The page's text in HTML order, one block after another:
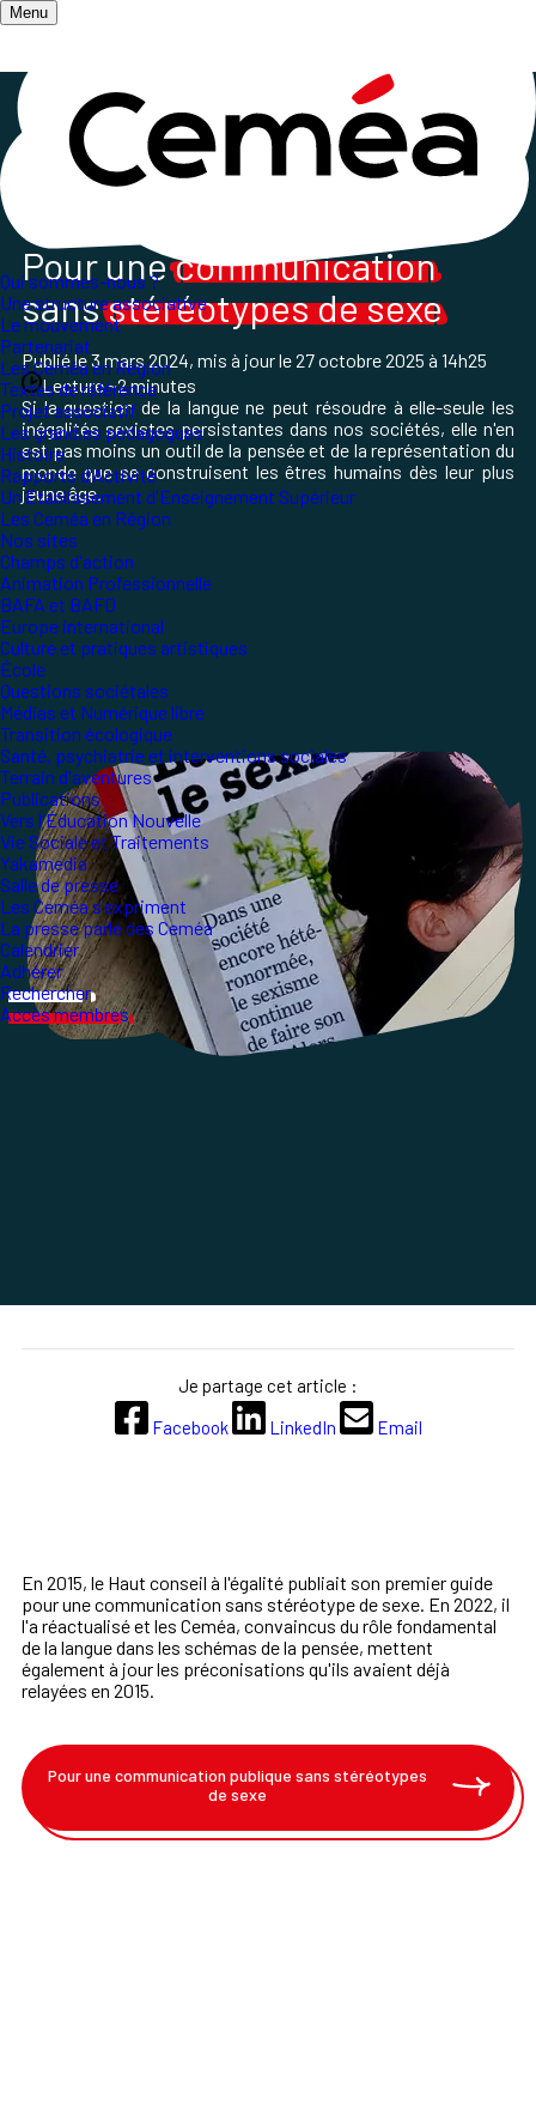
Menu
Qui sommes-nous ?
Une structure associative
Le mouvement
Partenariat
Les Ceméa en Région
Textes de référence
Projet associatif
Les grand.es pédagogues
Histoire
Rapports d'Activité
Un Etablissement d'Enseignement Supérieur
Les Ceméa en Région
Nos sites
Champs d'action
Animation Professionnelle
BAFA et BAFD
Europe international
Culture et pratiques artistiques
École
Questions sociétales
Médias et Numérique libre
Transition écologique
Santé, psychiatrie et interventions sociales
Terrain d'aventures
Publications
Vers l'Éducation Nouvelle
Vie Sociale et Traitements
Yakamedia
Salle de presse
Les Ceméa s'expriment
La presse parle des Ceméa
Calendrier
Adhérer
Rechercher
Accès membres
Accueil
Pour unecommunication
sansstéréotypes de sexe
Publié le3 mars 2024, mis à jour le27 octobre 2025 à 14h25
Lecture ~2 minutes
Si la question de la langue ne peut résoudre à elle-seule les
inégalités sexistes persistantes dans nos sociétés, elle n'en
est pas moins un outil de la pensée et de la représentation du
monde que se construisent les êtres humains dès leur plus
jeune âge.
En 2015, le Haut conseil à l'égalité publiait son premier guide
pour une communication sans stéréotype de sexe. En 2022, il
l'a réactualisé et les Ceméa, convaincus du rôle fondamental
de la langue dans les schémas de la pensée, mettent
également à jour les préconisations qu'ils avaient déjà
relayées en 2015.
Pour une communication publique sans stéréotypes
de sexe
Je partage cet article :
Facebook
LinkedIn Email